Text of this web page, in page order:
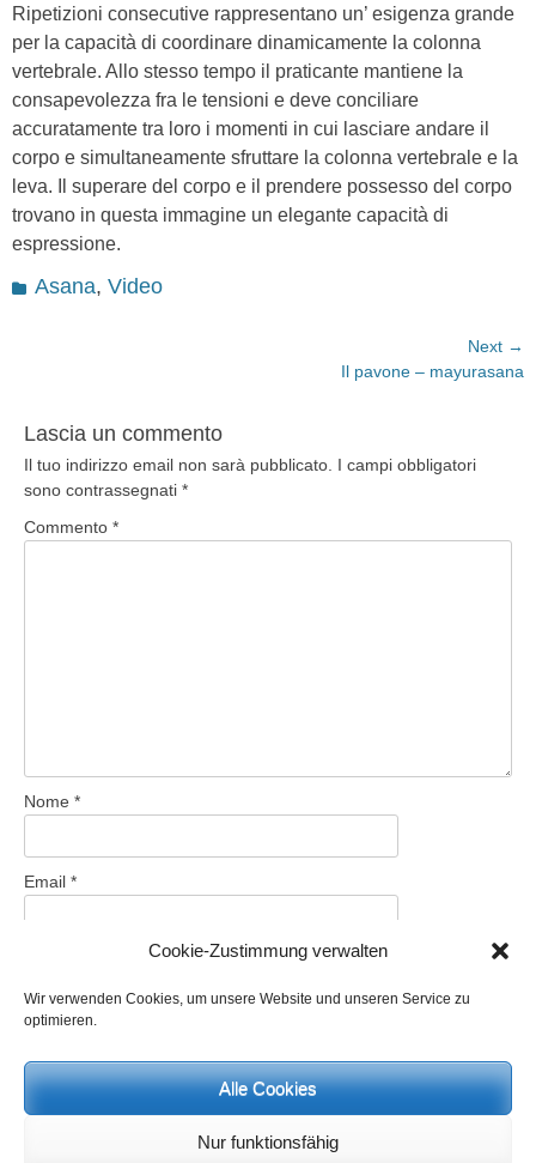
Cookie-Zustimmung verwalten
Wir verwenden Cookies, um unsere Website und unseren Service zu
optimieren.
Alle Cookies
Nur funktionsfähig
Ripetizioni consecutive rappresentano un’ esigenza grande
per la capacità di coordinare dinamicamente la colonna
vertebrale. Allo stesso tempo il praticante mantiene la
consapevolezza fra le tensioni e deve conciliare
accuratamente tra loro i momenti in cui lasciare andare il
corpo e simultaneamente sfruttare la colonna vertebrale e la
leva. Il superare del corpo e il prendere possesso del corpo
trovano in questa immagine un elegante capacità di
espressione.
Categories
Asana, Video
Next →
Il pavone – mayurasana
Lascia un commento
Il tuo indirizzo email non sarà pubblicato. I campi obbligatori
sono contrassegnati *
Commento *
Nome *
Email *
Salva il mio nome, email e sito web in questo browser per la
prossima volta che commento.